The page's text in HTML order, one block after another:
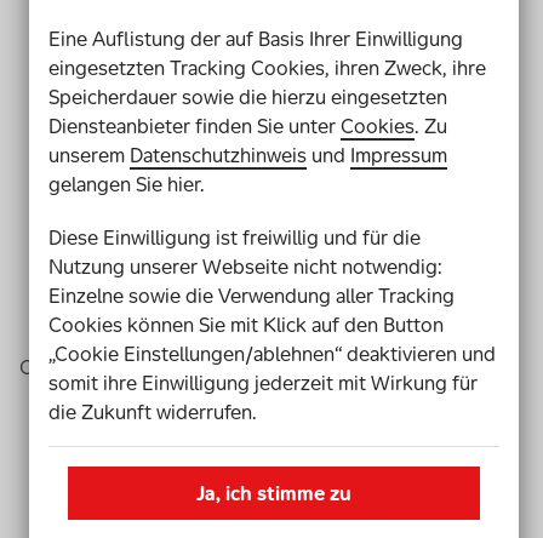
Oft wissen die Schüler nicht so genau:
Was sie nach der Schule machen wollen.
wenn sie an einer Uni weiter-lernen wollen.
Oder welchen Schul-Abschluss sie brauchen,
wenn sie einen bestimmten Beruf lernen wollen.
Eine Auflistung der auf Basis Ihrer Einwilligung
eingesetzten Tracking Cookies, ihren Zweck, ihre
Speicherdauer sowie die hierzu eingesetzten
Diensteanbieter finden Sie unterCookies. Zu
unserem Datenschutzhinweis und Impressum
gelangen Sie hier.
Diese Einwilligung ist freiwillig und für die
Nutzung unserer Webseite nicht notwendig:
Einzelne sowie die Verwendung aller Tracking
Cookies können Sie mit Klick auf den Button
„Cookie Einstellungen/ablehnen“ deaktivieren und
somit ihre Einwilligung jederzeit mit Wirkung für
die Zukunft widerrufen.
Ja, ich stimme zu